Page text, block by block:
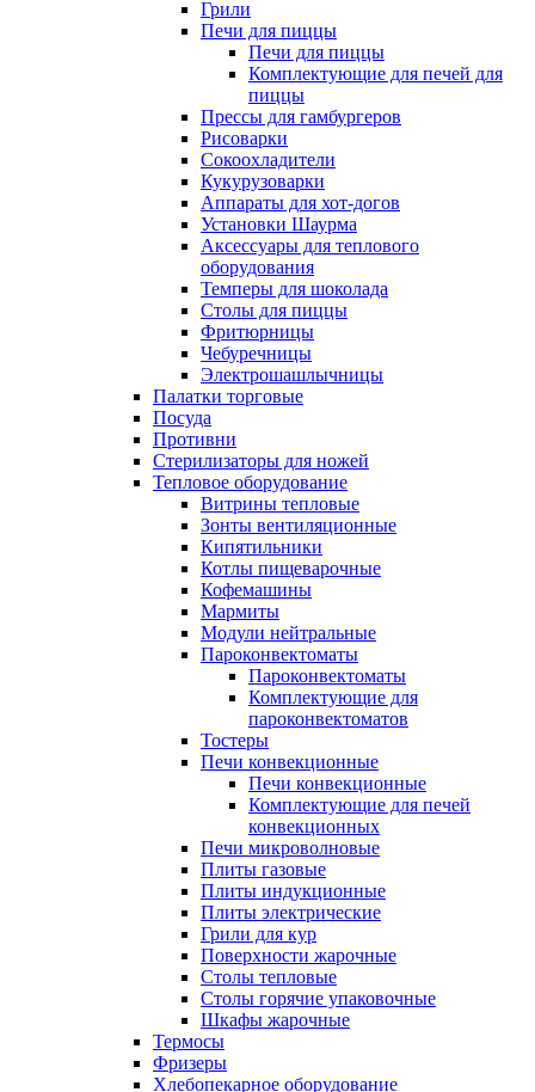
Грили
Печи для пиццы
Печи для пиццы
Комплектующие для печей для
пиццы
Прессы для гамбургеров
Рисоварки
Сокоохладители
Кукурузоварки
Аппараты для хот-догов
Установки Шаурма
Аксессуары для теплового
оборудования
Темперы для шоколада
Столы для пиццы
Фритюрницы
Чебуречницы
Электрошашлычницы
Палатки торговые
Посуда
Противни
Стерилизаторы для ножей
Тепловое оборудование
Витрины тепловые
Зонты вентиляционные
Кипятильники
Котлы пищеварочные
Кофемашины
Мармиты
Модули нейтральные
Пароконвектоматы
Пароконвектоматы
Комплектующие для
пароконвектоматов
Тостеры
Печи конвекционные
Печи конвекционные
Комплектующие для печей
конвекционных
Печи микроволновые
Плиты газовые
Плиты индукционные
Плиты электрические
Грили для кур
Поверхности жарочные
Столы тепловые
Столы горячие упаковочные
Шкафы жарочные
Термосы
Фризеры
Хлебопекарное оборудование